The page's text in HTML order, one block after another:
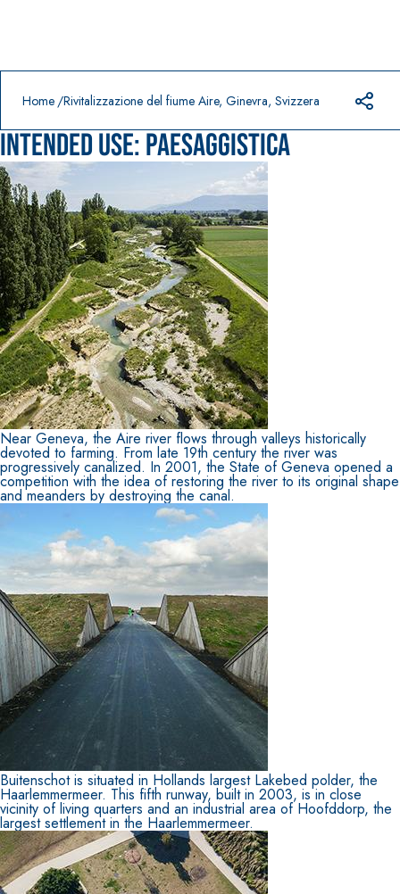
Home Rivitalizzazione del fiume Aire, Ginevra, Svizzera
Intended use:Paesaggistica
Near Geneva, the Aire river flows through valleys historically
devoted to farming. From late 19th century the river was
progressively canalized. In 2001, the State of Geneva opened a
competition with the idea of restoring the river to its original shape
and meanders by destroying the canal.
Buitenschot is situated in Hollands largest Lakebed polder, the
Haarlemmermeer. This fifth runway, built in 2003, is in close
vicinity of living quarters and an industrial area of Hoofddorp, the
largest settlement in the Haarlemmermeer.
Prodotti in primo piano
Sistema POSA PAVIMENTI E RIVESTIMENTI
– IMPERMEABILIZZANTI
AQUAZIP ONE PRO
Guaina impermeabilizzante elastica
polimero cementizia